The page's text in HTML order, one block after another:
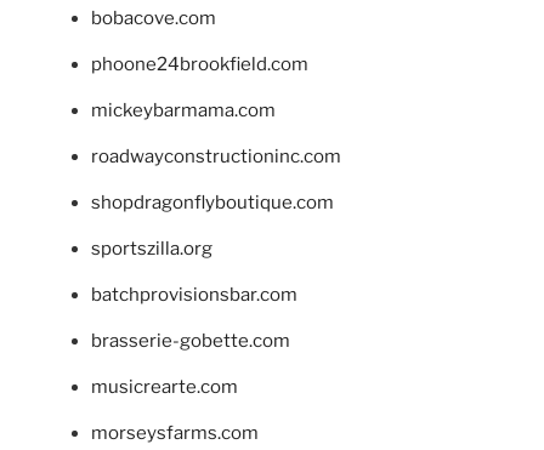
bobacove.com
phoone24brookfield.com
mickeybarmama.com
roadwayconstructioninc.com
shopdragonflyboutique.com
sportszilla.org
batchprovisionsbar.com
brasserie-gobette.com
musicrearte.com
morseysfarms.com